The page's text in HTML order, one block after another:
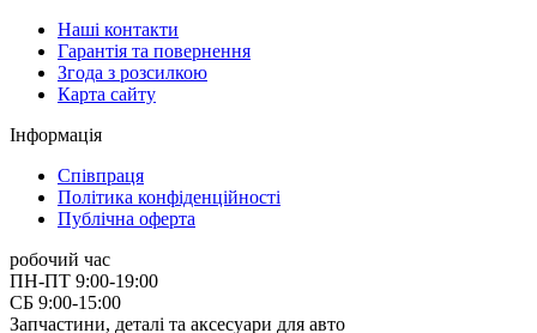
Наші контакти
Гарантія та повернення
Згода з розсилкою
Карта сайту
Інформація
Співпраця
Політика конфіденційності
Публічна оферта
робочий час
ПН-ПТ 9:00-19:00
СБ 9:00-15:00
Запчастини, деталі та аксесуари для авто